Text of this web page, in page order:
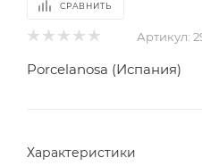
СРАВНИТЬ
Артикул:
Porcelanosa (Испания)
Характеристики